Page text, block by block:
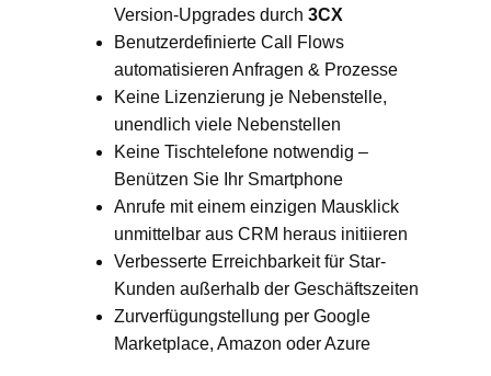
Version-Upgrades durch 3CX
Benutzerdefinierte Call Flows
automatisieren Anfragen & Prozesse
Keine Lizenzierung je Nebenstelle,
unendlich viele Nebenstellen
Keine Tischtelefone notwendig –
Benützen Sie Ihr Smartphone
Anrufe mit einem einzigen Mausklick
unmittelbar aus CRM heraus initiieren
Verbesserte Erreichbarkeit für Star-
Kunden außerhalb der Geschäftszeiten
Zurverfügungstellung per Google
Marketplace, Amazon oder Azure